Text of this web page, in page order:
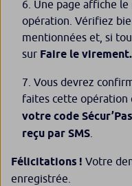
Une page affiche
opération. Vérifiez
mentionnées et, si
sur Faire le virement.
Vous devrez
faites cette opération
votre code
reçu par SMS
Félicitations ! Votre
enregistrée.